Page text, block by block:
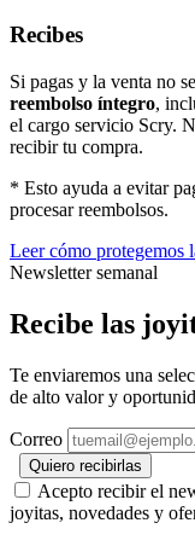
Recibes
Si pagas y la venta no
reembolso íntegro,
el cargo servicio Scry.
recibir tu compra.
* Esto ayuda a evitar
procesar reembolsos.
Leer cómo protegemos
Newsletter semanal
Recibe las
Te enviaremos una
de alto valor y
Correo
Quiero recibirlas
Acepto recibir el
joyitas, novedades y